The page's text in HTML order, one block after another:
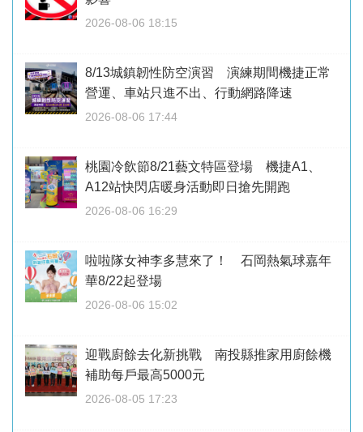
2026-08-06 18:15
8/13城鎮韌性防空演習 演練期間機捷正常
營運、車站只進不出、行動網路降速
2026-08-06 17:44
桃園冷飲節8/21藝文特區登場 機捷A1、
A12站快閃店暖身活動即日搶先開跑
2026-08-06 16:29
啦啦隊女神李多慧來了！ 石岡熱氣球嘉年
華8/22起登場
2026-08-06 15:02
迎戰廚餘去化新挑戰 南投縣推家用廚餘機
補助每戶最高5000元
2026-08-05 17:23